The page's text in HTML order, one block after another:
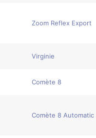
Zoom Reflex Export
Virginie
Comète 8
Comète 8 Automatic